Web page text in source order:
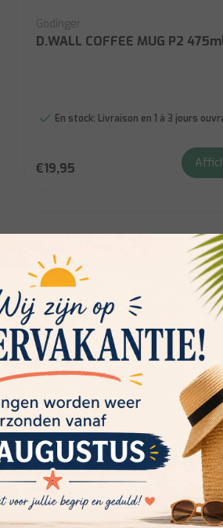
Godinger
D.WALL COFFEE MUG P2
En stock: Livraison en 1 à 3 jours
€19,95
Godinger
Godinger Gatherings Service
table Inventure Gold 16 pièces